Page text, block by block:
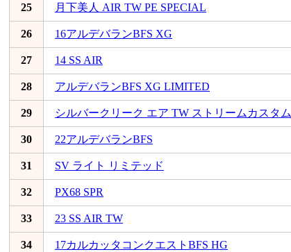
25 月下美人 AIR TW PE SPECIAL
26 16アルデバランBFS XG
27 14 SS AIR
28 アルデバランBFS XG LIMITED
29 シルバークリーク エア TW ストリームカスタム
30 22アルデバランBFS
31 SV ライト リミテッド
32 PX68 SPR
33 23 SS AIR TW
34 17カルカッタコンクエストBFS HG